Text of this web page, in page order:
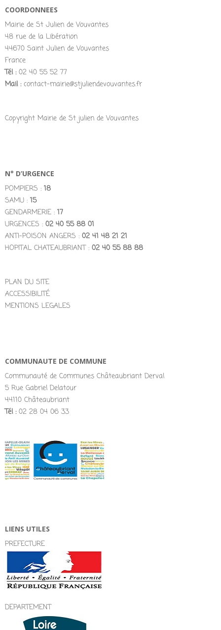
COORDONNEES
Mairie de St Julien de Vouvantes
48 rue de la Libération
44670 Saint Julien de Vouvantes
France
Tél :02 40 55 52 77
Mail :contact-mairie@stjuliendevouvantes.fr
Copyright Mairie de St julien de Vouvantes
N° D’URGENCE
POMPIERS : 18
SAMU : 15
GENDARMERIE : 17
URGENCES : 02 40 55 88 01
ANTI-POISON ANGERS : 02 41 48 21 21
HOPITAL CHATEAUBRIANT : 02 40 55 88 88
PLAN DU SITE
ACCESSIBILITÉ
MENTIONS LEGALES
COMMUNAUTE DE COMMUNE
Communauté de Communes Châteaubriant Derval
5 Rue Gabriel Delatour
44110 Châteaubriant
Tél :02 28 04 06 33
LIENS UTILES
PREFECTURE
DEPARTEMENT